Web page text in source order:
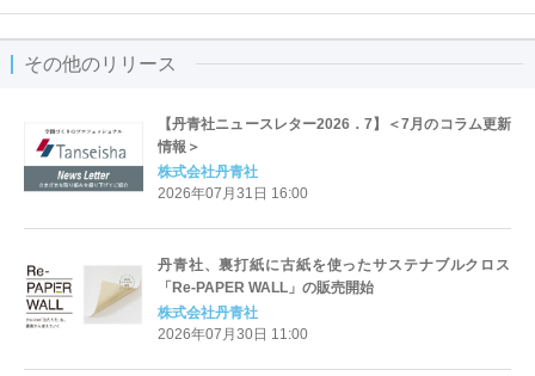
その他のリリース
【丹青社ニュースレター2026．7】＜7月のコラム更新
情報＞
株式会社丹青社
2026年07月31日 16:00
丹青社、裏打紙に古紙を使ったサステナブルクロス
「Re-PAPER WALL」の販売開始
株式会社丹青社
2026年07月30日 11:00